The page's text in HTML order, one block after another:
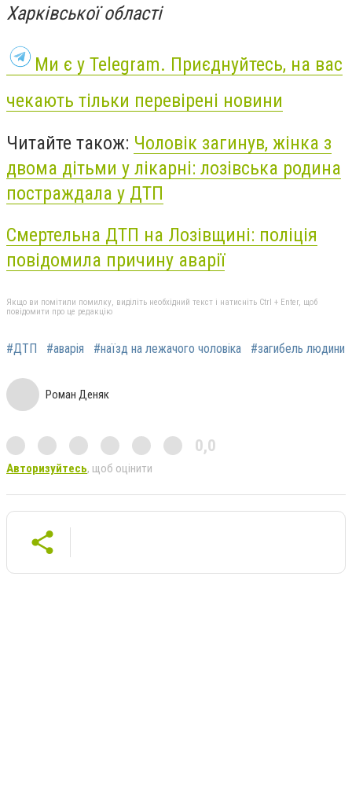
Харківської області
Ми є у Telegram. Приєднуйтесь, на вас
чекають тільки перевірені новини
Читайте також: Чоловік загинув, жінка з
двома дітьми у лікарні: лозівська родина
постраждала у ДТП
Смертельна ДТП на Лозівщині: поліція
повідомила причину аварії
Якщо ви помітили помилку, виділіть необхідний текст і натисніть Ctrl + Enter, щоб
повідомити про це редакцію
#ДТП #аварія #наїзд на лежачого чоловіка #загибель людини
Роман Деняк
0,0
Авторизуйтесь, щоб оцінити